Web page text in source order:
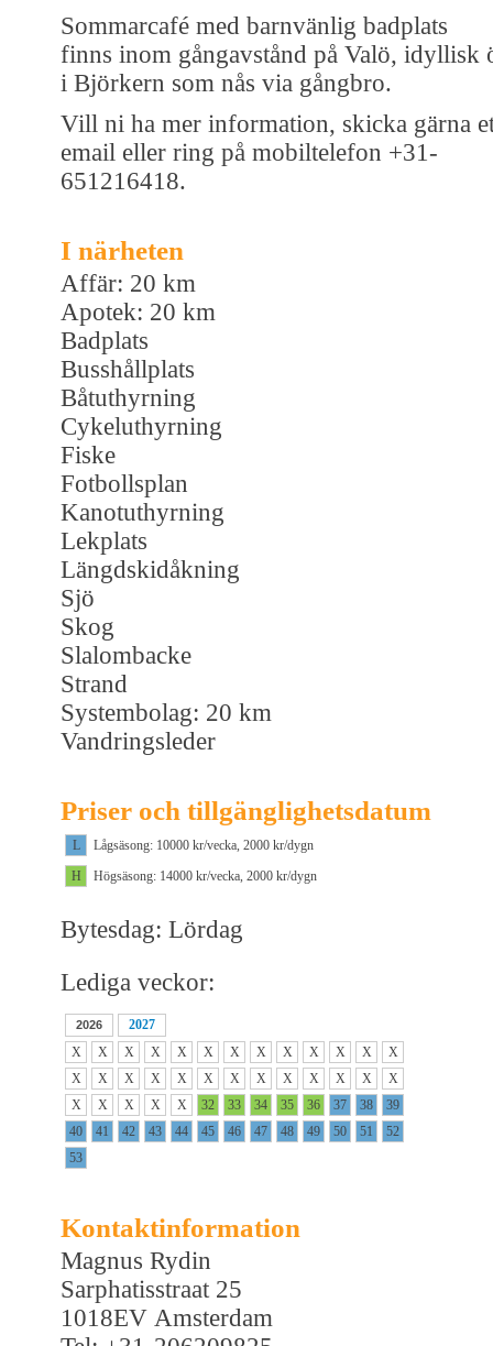
Sommarcafé med barnvänlig badplats
finns inom gångavstånd på Valö, idyllisk
i Björkern som nås via gångbro.
Vill ni ha mer information, skicka gärna
email eller ring på mobiltelefon +31-
651216418.
I närheten
Affär: 20 km
Apotek: 20 km
Badplats
Busshållplats
Båtuthyrning
Cykeluthyrning
Fiske
Fotbollsplan
Kanotuthyrning
Lekplats
Längdskidåkning
Sjö
Skog
Slalombacke
Strand
Systembolag: 20 km
Vandringsleder
Priser och tillgänglighetsdatum
L
Lågsäsong: 10000 kr/vecka, 2000 kr/dygn
H
Högsäsong: 14000 kr/vecka, 2000 kr/dygn
Bytesdag: Lördag
Lediga veckor:
2026
2027
X
X X X X X X X X X X X
X
X
X X X X X X X X X X X
X
X
X X X X 32 33 34 35 36 37 38
39
40
41 42 43 44 45 46 47 48 49 50 51
52
53
Kontaktinformation
Magnus Rydin
Sarphatisstraat 25
1018EV Amsterdam